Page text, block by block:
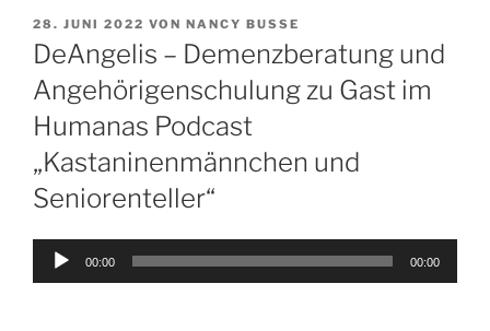
VERÖFFENTLICHT
AM
28. JUNI 2022 VON NANCY BUSSE
DeAngelis – Demenzberatung und
Angehörigenschulung zu Gast im
Humanas Podcast
„Kastaninenmännchen und
Seniorenteller“
Audio-
00:00 00:00